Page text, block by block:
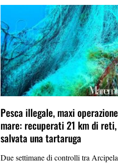
Pesca illegale, maxi
mare: recuperati 21 km di reti,
salvata una tartaruga
Due settimane di controlli tra